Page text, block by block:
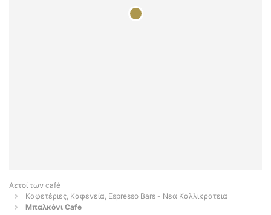
Αετοί των café
Καφετέριες, Καφενεία, Espresso Bars - Νεα Καλλικρατεια
Μπαλκόνι Cafe